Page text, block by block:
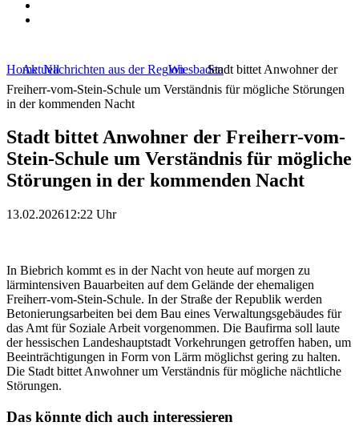
HomeAktuellNachrichten aus der RegionWiesbadenStadt bittet Anwohner der
Freiherr-vom-Stein-Schule um Verständnis für mögliche Störungen
in der kommenden Nacht
Stadt bittet Anwohner der Freiherr-vom-
Stein-Schule um Verständnis für mögliche
Störungen in der kommenden Nacht
13.02.202612:22 Uhr
In Biebrich kommt es in der Nacht von heute auf morgen zu
lärmintensiven Bauarbeiten auf dem Gelände der ehemaligen
Freiherr-vom-Stein-Schule. In der Straße der Republik werden
Betonierungsarbeiten bei dem Bau eines Verwaltungsgebäudes für
das Amt für Soziale Arbeit vorgenommen. Die Baufirma soll laute
der hessischen Landeshauptstadt Vorkehrungen getroffen haben, um
Beeinträchtigungen in Form von Lärm möglichst gering zu halten.
Die Stadt bittet Anwohner um Verständnis für mögliche nächtliche
Störungen.
Das könnte dich auch interessieren